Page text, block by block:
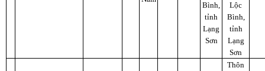
Bình,
tỉnh
Lạng
Sơn
Lộc
Bình,
tỉnh
Lạng
Sơn
Thôn